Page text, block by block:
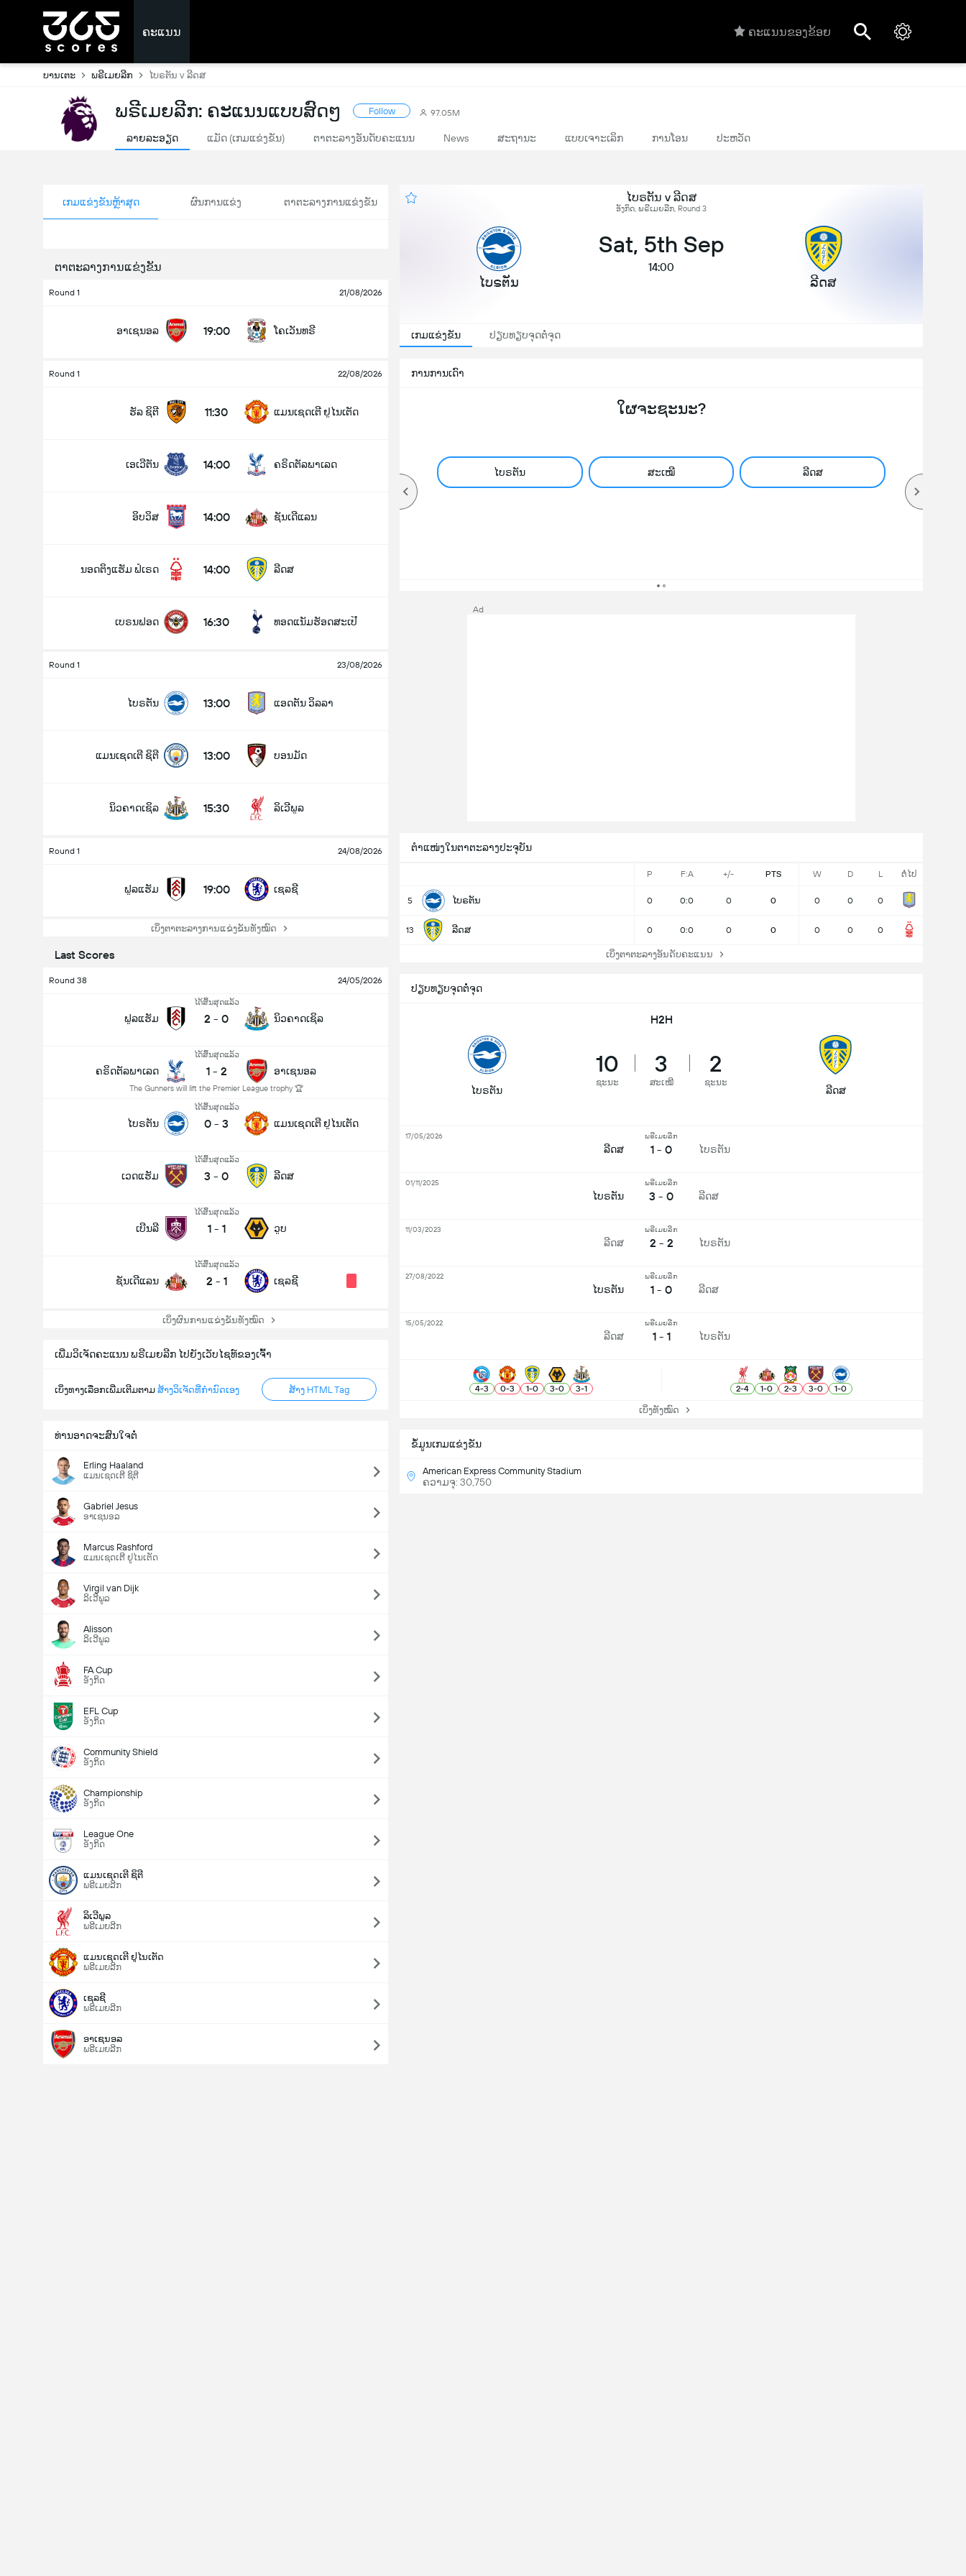
ຄະແນນ ຄະແນນຂອງຂ້ອຍ
ບານເຕະ ພຣີເມຍລີກ ໄບຣຕັນ v ລີດສ
ພຣີເມຍລີກ: ຄະແນນແບບສົດໆ Follow 97.05M
ລາຍລະອຽດ ແມັດ (ເກມແຂ່ງຂັນ) ຕາຕະລາງອັນດັບຄະແນນ News ສະຖານະ ແບບເຈາະເລິກ ການໂອນ ປະຫວັດ
ເກມແຂ່ງຂັນຫຼ້າສຸດ ຜົນການແຂ່ງ ຕາຕະລາງການແຂ່ງຂັນ
ຕາຕະລາງການແຂ່ງຂັນ
Round 1 21/08/2026
ອາເຊນອລ 19:00 ໂຄເວັນທຣີ
Round 1 22/08/2026
ຮັລ ຊິຕີ 11:30 ແມນເຊດເຕີ ຢູໄນເຕັດ
ເອເວີຕັນ 14:00 ຄຣິດຕັລພາເລດ
ອິບວິສ 14:00 ຊັນເດີແລນ
ນອດຕິງແຮັມ ຟໍເຣດ 14:00 ລີດສ
ເບຣນຟອດ 16:30 ທອດແນັມຮັອດສະເປີ
Round 1 23/08/2026
ໄບຣຕັນ 13:00 ແອດຕັນ ວິລລາ
ແມນເຊດເຕີ ຊິຕີ 13:00 ບອນມັດ
ນິວຄາດເຊິລ 15:30 ລິເວີພູລ
Round 1 24/08/2026
ຟູລແຮັມ 19:00 ເຊລຊີ
ເບິ່ງຕາຕະລາງການແຂ່ງຂັນທັງໝົດ
Last Scores
Round 38 24/05/2026
ຟູລແຮັມ
ໄດ້ສິ້ນສຸດແລ້ວ
2 - 0 ນິວຄາດເຊິລ
ຄຣິດຕັລພາເລດ
ໄດ້ສິ້ນສຸດແລ້ວ
1 - 2
The Gunners will lift the Premier League trophy 🏆
ອາເຊນອລ
ໄບຣຕັນ
ໄດ້ສິ້ນສຸດແລ້ວ
0 - 3 ແມນເຊດເຕີ ຢູໄນເຕັດ
ເວດແຮັມ
ໄດ້ສິ້ນສຸດແລ້ວ
3 - 0 ລີດສ
ເບີນລີ
ໄດ້ສິ້ນສຸດແລ້ວ
1 - 1 ວູບ
ຊັນເດີແລນ
ໄດ້ສິ້ນສຸດແລ້ວ
2 - 1 ເຊລຊີ
ເບິ່ງຜົນການແຂ່ງຂັນທັງໝົດ
ເພີ່ມວິເຈັດຄະແນນ ພຣີເມຍລີກ ໄປຍັງເວັບໄຊທ໌ຂອງເຈົ້າ
ເບິ່ງທາງເລືອກເພີ່ມເຕີມຕາມ ສ້າງວິເຈັດທີ່ກຳນົດເອງ ສ້າງ HTML Tag
ທ່ານອາດຈະສົນໃຈຕໍ່
Erling Haaland
ແມນເຊດເຕີ ຊິຕີ
Gabriel Jesus
ອາເຊນອລ
Marcus Rashford
ແມນເຊດເຕີ ຢູໄນເຕັດ
Virgil van Dijk
ລິເວີພູລ
Alisson
ລິເວີພູລ
FA Cup
ອັງກິດ
EFL Cup
ອັງກິດ
Community Shield
ອັງກິດ
Championship
ອັງກິດ
League One
ອັງກິດ
ແມນເຊດເຕີ ຊິຕີ
ພຣີເມຍລີກ
ລິເວີພູລ
ພຣີເມຍລີກ
ແມນເຊດເຕີ ຢູໄນເຕັດ
ພຣີເມຍລີກ
ເຊລຊີ
ພຣີເມຍລີກ
ອາເຊນອລ
ພຣີເມຍລີກ
ໄບຣຕັນ v ລີດສ
ອັງກິດ, ພຣີເມຍລີກ, Round 3
ໄບຣຕັນ
Sat, 5th Sep
14:00
ລີດສ
ເກມແຂ່ງຂັນ ປຽບທຽບຈຸດຕໍ່ຈຸດ
ການການເດົາ
ໃຜຈະຊະນະ?
ໄບຣຕັນ ສະເໝີ ລີດສ
ລວມປະຕູໃນເກມ (2.5)
ສູງ
ຕຳແໜ່ງໃນຕາຕະລາງປະຈຸບັນ
P F:A +/- PTS W D L ຕໍ່ໄປ
5 ໄບຣຕັນ 0 0:0 0 0 0 0 0
13 ລີດສ 0 0:0 0 0 0 0 0
ເບິ່ງຕາຕະລາງອັນດັບຄະແນນ
ຂ້ໍມູນເກມແຂ່ງຂັນ
American Express Community Stadium
ຄວາມຈຸ: 30,750
ປຽບທຽບຈຸດຕໍ່ຈຸດ
H2H
ໄບຣຕັນ
10
ຊະນະ
3
ສະເໝີ
2
ຊະນະ
ລີດສ
ລີດສ
ພຣີເມຍລີກ
1 - 0 ໄບຣຕັນ
17/05/2026
ໄບຣຕັນ
ພຣີເມຍລີກ
3 - 0 ລີດສ
01/11/2025
ລີດສ
ພຣີເມຍລີກ
2 - 2 ໄບຣຕັນ
11/03/2023
ໄບຣຕັນ
ພຣີເມຍລີກ
1 - 0 ລີດສ
27/08/2022
ລີດສ
ພຣີເມຍລີກ
1 - 1 ໄບຣຕັນ
15/05/2022
4-3 0-3 1-0 3-0 3-1 2-4 1-0 2-3 3-0 1-0
ເບິ່ງທັງໝົດ
Ad